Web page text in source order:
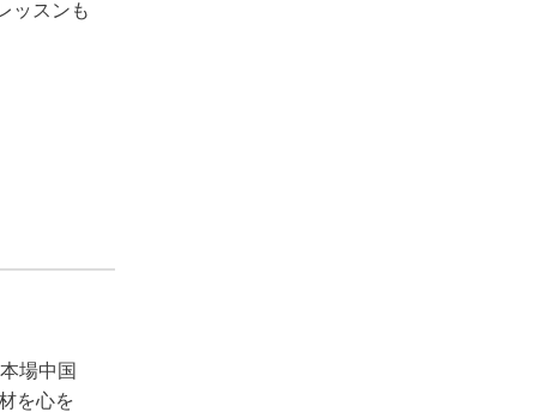
ッスンも
場中国
を心を